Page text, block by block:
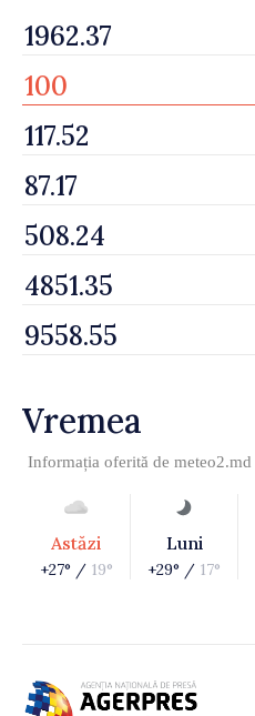
Vremea
Informația oferită de meteo2.md
Astăzi
+27° / 19°
Luni
+29° / 17°